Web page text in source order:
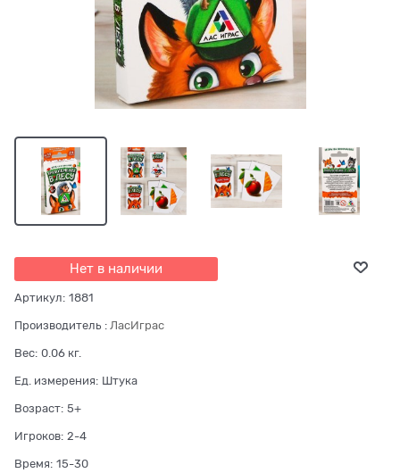
Нет в наличии
Артикул: 1881
Производитель : ЛасИграс
Вес: 0.06 кг.
Ед. измерения: Штука
Возраст: 5+
Игроков: 2-4
Время: 15-30